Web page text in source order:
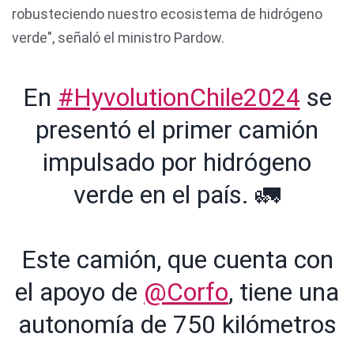
robusteciendo nuestro ecosistema de hidrógeno
verde", señaló el ministro Pardow.
En #HyvolutionChile2024 se
presentó el primer camión
impulsado por hidrógeno
verde en el país. 🚛
Este camión, que cuenta con
el apoyo de @Corfo, tiene una
autonomía de 750 kilómetros